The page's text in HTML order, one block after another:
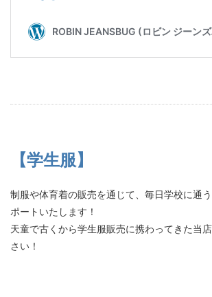
【学生服】
制服や体育着の販売を通じて、毎日学校に通
ポートいたします！
天童で古くから学生服販売に携わってきた当
さい！